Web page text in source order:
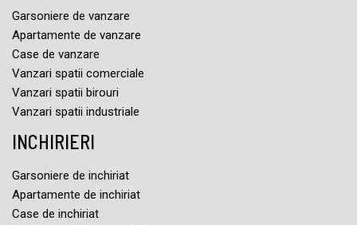
Garsoniere de vanzare
Apartamente de vanzare
Case de vanzare
Vanzari spatii comerciale
Vanzari spatii birouri
Vanzari spatii industriale
INCHIRIERI
Garsoniere de inchiriat
Apartamente de inchiriat
Case de inchiriat